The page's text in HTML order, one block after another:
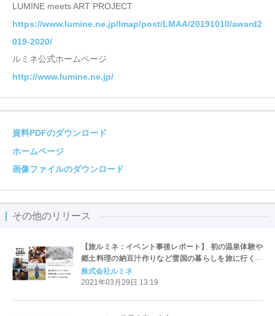
LUMINE meets ART PROJECT
https://www.lumine.ne.jp/lmap/post/LMAA/20191010/award2
019-2020/
ルミネ公式ホームページ
http://www.lumine.ne.jp/
資料PDFのダウンロード
ホームページ
画像ファイルのダウンロード
その他のリリース
【旅ルミネ：イベント事後レポート】 初の温泉体験や
郷土料理の納豆汁作りなど雪国の暮らしを旅に行く前
に知れる”旅じたくの旅”
株式会社ルミネ
2021年03月29日 13:19